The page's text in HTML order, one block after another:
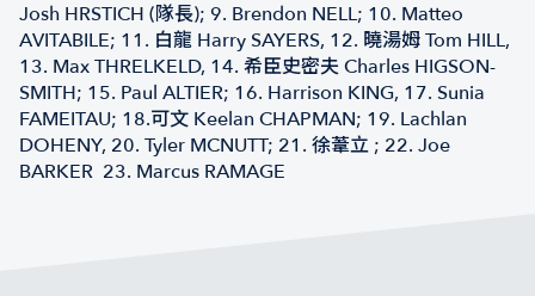
Josh HRSTICH (隊長); 9. Brendon NELL; 10. Matteo
AVITABILE; 11. 白龍 Harry SAYERS, 12. 曉湯姆 Tom HILL,
13. Max THRELKELD, 14. 希臣史密夫 Charles HIGSON-
SMITH; 15. Paul ALTIER; 16. Harrison KING, 17. Sunia
FAMEITAU; 18.可文 Keelan CHAPMAN; 19. Lachlan
DOHENY, 20. Tyler MCNUTT; 21. 徐葦立 ; 22. Joe
BARKER 23. Marcus RAMAGE